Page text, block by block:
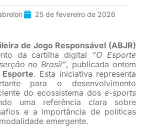
25 de fevereiro de 2026
de Jogo Responsável (ABJR)
da cartilha digital “O Esporte
no Brasil”, publicada ontem
. Esta iniciativa representa
para o desenvolvimento
do ecossistema dos e-sports
uma referência clara sobre
e a importância de políticas
emergente.